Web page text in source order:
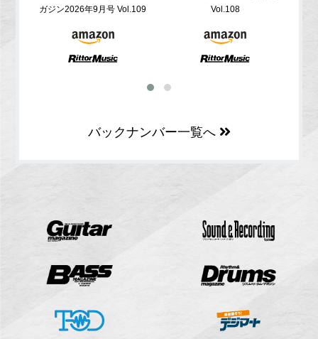
ガジン2026年9月号 Vol.109
Vol.108
バックナンバー一覧へ